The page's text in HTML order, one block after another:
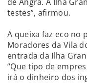
testes”, afirmou.
A queixa faz eco no
Moradores da Vila
entrada da Ilha
“Que tipo de
irá o dinheiro dos